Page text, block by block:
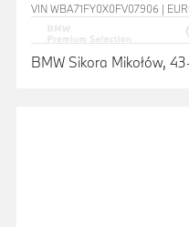
VIN WBA71FY0X0FV07906 |
BMW Sikora Mikołów,